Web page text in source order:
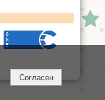
Согласен